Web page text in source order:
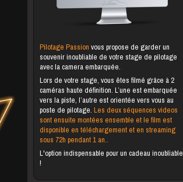
Pilotage Passionvous propose de garder un
souvenir inoubliable de votre stage de pilotage
avec la camera embarquée.
Lors de votre stage, vous êtes filmé grâce à 2
caméras haute définition. L’une est embarquée
vers la piste, l’autre est orientée vers vous au
poste de pilotage.Les deux séquences videos
sont ensuite montées ensemble et le film est
disponible en téléchargement et en streaming
sous 72h pendant 1 an..
L'option indispensable pour un cadeau inoubliable
!